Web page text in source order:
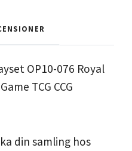
OP10-076 Royal
TCG CCG
din samling hos